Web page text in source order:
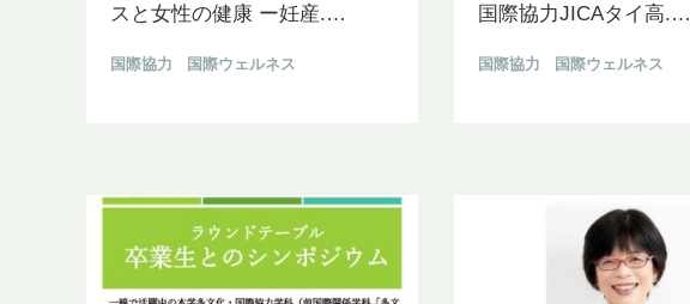
スと女性の健康 ー妊産.…
国際協力 国際ウェルネス
国際協力JICAタイ高.…
国際協力 国際ウェルネス